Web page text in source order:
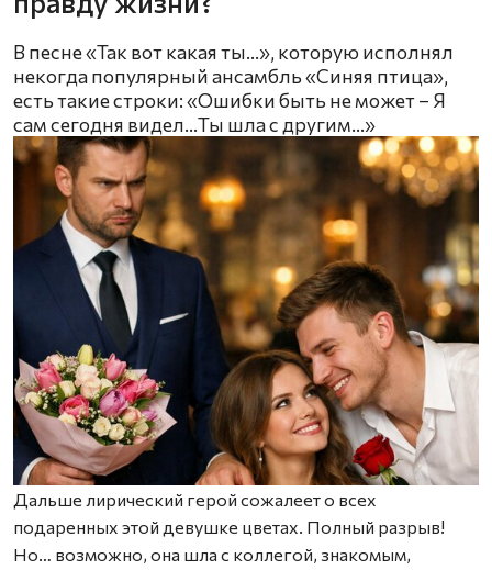
В песне «Так вот какая ты…», которую исполнял
некогда популярный ансамбль «Синяя птица»,
есть такие строки: «Ошибки быть не может – Я
сам сегодня видел…Ты шла с другим…»
Дальше лирический герой сожалеет о всех
подаренных этой девушке цветах. Полный разрыв!
Но… возможно, она шла с коллегой, знакомым,